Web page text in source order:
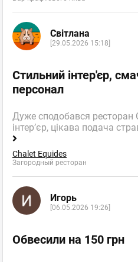
Світлана
[29.05.2026 15:18]
Стильний інтер'єр,
персонал
Дуже сподобався ресторан
інтер’єр, цікава подача
Chalet Equides
Загородный ресторан
Игорь
[06.05.2026 19:26]
Обвесили на 150 грн